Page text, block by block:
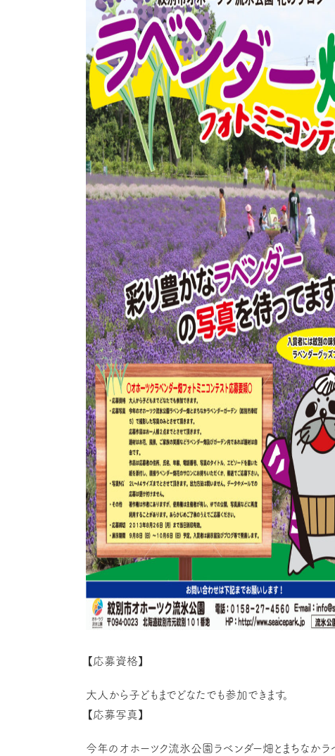
【応募資格】
大人から子どもまでどなたでも参加できます。
【応募写真】
今年のオホーツク流氷公園ラベンダー畑とまちなか